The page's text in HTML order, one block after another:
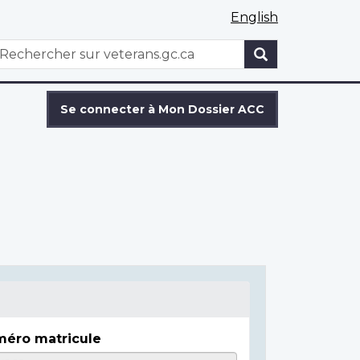
English
WxT
Se connecter à Mon Dossier ACC
matricule